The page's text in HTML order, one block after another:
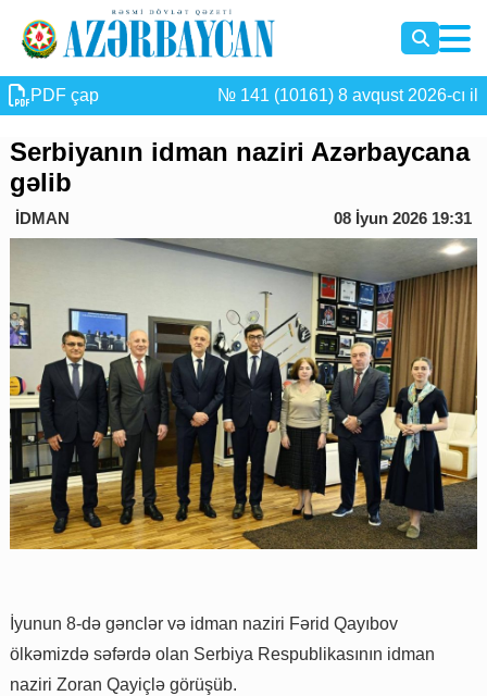
PDF çap № 141 (10161) 8 avqust 2026-cı il
Serbiyanın idman naziri Azərbaycana
gəlib
İDMAN 08 İyun 2026 19:31
İyunun 8-də gənclər və idman naziri Fərid Qayıbov
ölkəmizdə səfərdə olan Serbiya Respublikasının idman
naziri Zoran Qayiçlə görüşüb.